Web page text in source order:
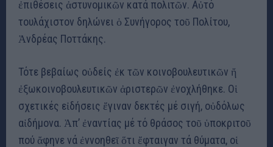
ἐπιθέσεις ἀστυνομικῶν κατά πολιτῶν. Αὐτό
τουλάχιστον δηλώνει ὁ Συνήγορος τοῦ Πολίτου,
Ἀνδρέας Ποττάκης.
Τότε βεβαίως οὐδείς ἐκ τῶν κοινοβουλευτικῶν ἤ
ἐξωκοινοβουλευτικῶν ἀριστερῶν ἐνοχλήθηκε. Οἱ
σχετικές εἰδήσεις ἔγιναν δεκτές μέ σιγή, οὐδόλως
αἰδήμονα. Ἀπ’ ἐναντίας μέ τό θράσος τοῦ ὑποκριτοῦ
πού ἄφηνε νά ἐννοηθεῖ ὅτι ἔφταιγαν τά θύματα, οἱ